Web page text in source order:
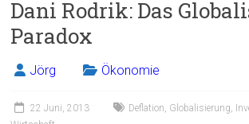
Dani Rodrik: Das
Paradox
Jörg Ökonomie
22 Juni, 2013 Deflation, Globalisierung,